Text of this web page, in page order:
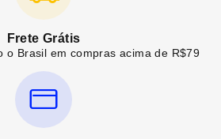
Frete Grátis
o Brasil em compras acima de R$79